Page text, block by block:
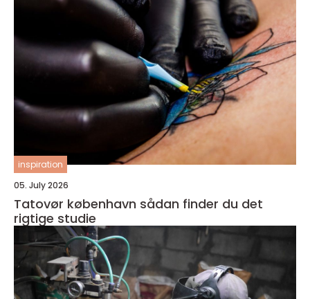
inspiration
05. July 2026
Tatovør københavn sådan finder du det
rigtige studie